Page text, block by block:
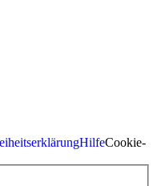
HilfeCookie-